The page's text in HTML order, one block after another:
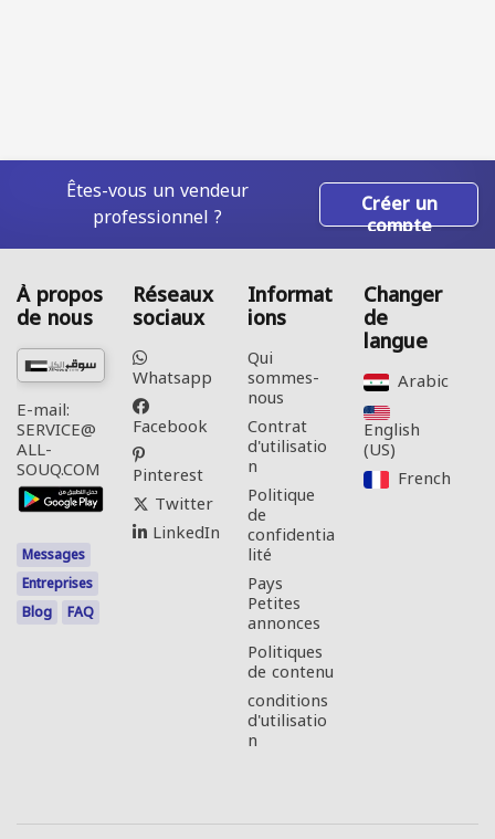
Êtes-vous un vendeur
professionnel ? Créer un
compte
À propos
de nous
E-mail:
SERVICE@
ALL-
SOUQ.COM
Messages
Entreprises
Blog
FAQ
Réseaux
sociaux
Whatsapp
Facebook
Pinterest
Twitter
LinkedIn
Informat
ions
Qui
sommes-
nous
Contrat
d'utilisatio
n
Politique
de
confidentia
lité
Pays
Petites
annonces
Politiques
de contenu
conditions
d'utilisatio
n
Changer
de
langue
Arabic‎
English
(US)‎
French‎